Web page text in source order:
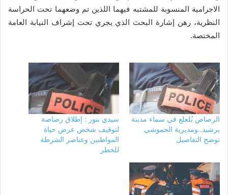
الاجرامية المنسوبة للمشتبه فيهما اللذين تم وضعهما تحت الحراسة
النظرية، رهن إشارة البحث الذي يجري تحت إشراف النيابة العامة
المختصة.
الرصاص يُلعلع في سماء مدينة
برشيد..ومديرية الحموشي
توضح التفاصيل
سيدي بنور : إطلاق رصاصة
لتوقيف شخص عرض حياة
المواطنين وعناصر الشرطة
للخطر